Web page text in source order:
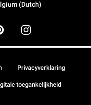
(Dutch)
Privacyverklaring
toegankelijkheid